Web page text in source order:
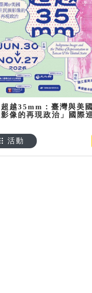
超越35mm：臺灣與美
像的再現政治」國際
活動